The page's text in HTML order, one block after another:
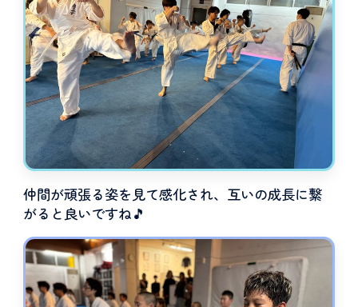
仲間が頑張る姿を見て感化され、互いの成長に繋
がると良いですね🎵